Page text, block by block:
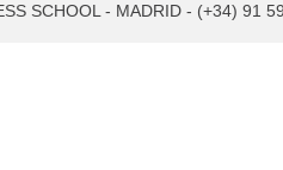
SCHOOL - MADRID - (+34) 91